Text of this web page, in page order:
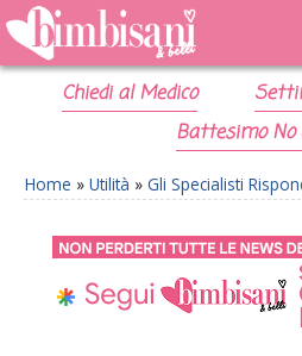
Chiedi al Medico
Battesimo No
Home » Utilità » Gli Specialisti